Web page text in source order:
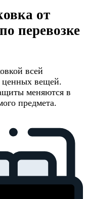
от
перевозке
всей
ценных вещей.
меняются в
предмета.